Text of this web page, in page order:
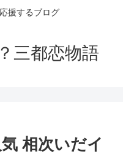
援するブログ
三都恋物語
相次いだイ